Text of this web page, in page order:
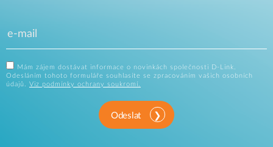
Mám zájem dostávat informace o novinkách společnosti D-Link.
Odesláním tohoto formuláře souhlasíte se zpracováním vašich osobních
údajů. Viz podmínky ochrany soukromí.
Odeslat